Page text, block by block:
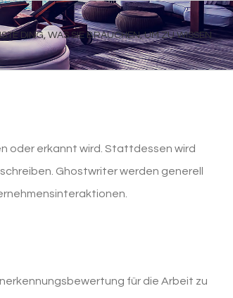
DING, WAS SIE BRAUCHEN, UM ZU WISSEN
oder erkannt wird. Stattdessen wird
Ghostwriter werden generell
für die Arbeit zu